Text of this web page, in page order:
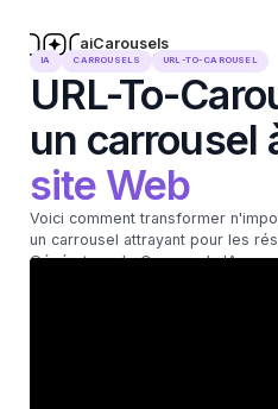
aiCarousels
.com
IA CARROUSELS URL-TO-CAROUSEL
URL-To-
un carrousel
site Web
Voici comment transformer
un carrousel attrayant pour les
Générateur de Carrousels IA.